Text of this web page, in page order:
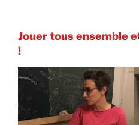
Jouer tous ensemble
!